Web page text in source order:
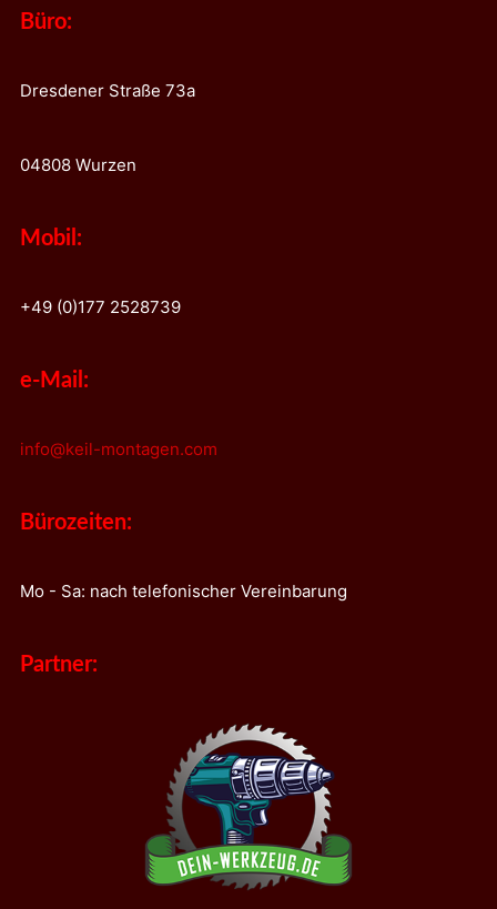
Büro:
Dresdener Straße 73a
04808 Wurzen
Mobil:
+49 (0)177 2528739
e-Mail:
info@keil-montagen.com
Bürozeiten:
Mo - Sa: nach telefonischer Vereinbarung
Partner: